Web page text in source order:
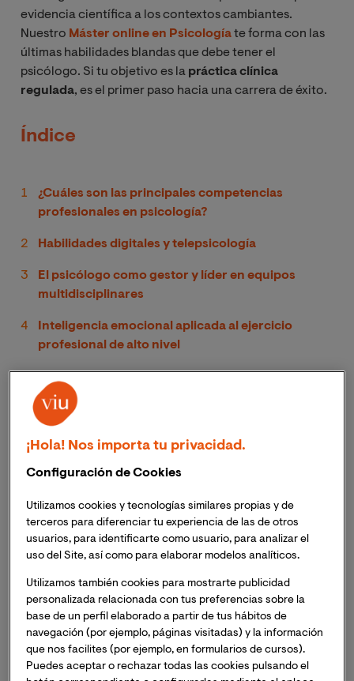
evidencia científica a los contextos cambiantes.
Nuestro Máster online en Psicologíate forma con las
últimas habilidades blandas que debe tener el
psicólogo. Si tu objetivo es la práctica clínica
regulada, es el primer paso hacia una carrera de éxito.
Índice
¿Cuáles son las principales competencias
profesionales en psicología?
Habilidades digitales y telepsicología
El psicólogo como gestor y líder en equipos
multidisciplinares
Inteligencia emocional aplicada al ejercicio
profesional de alto nivel
mercado laboral
¿Cuáles son las principales
competencias profesionales en
psicología?
Las competencias profesionales en psicología hoy van
más allá del diagnóstico. Se centran en lacapacidad
imprescindibles en un sistema sanitario saturado y
digitalizado. Anímate a hacer nuestro test para
comprobar si tienes madera de psicólogo.
Agilidad cognitiva para diagnosticar con
¡Hola! Nos importa tu privacidad.
Configuración de Cookies
Utilizamos cookies y tecnologías similares propias y de
terceros para diferenciar tu experiencia de las de otros
usuarios, para identificarte como usuario, para analizar el
uso del Site, así como para elaborar modelos analíticos.
Utilizamos también cookies para mostrarte publicidad
personalizada relacionada con tus preferencias sobre la
base de un perfil elaborado a partir de tus hábitos de
navegación (por ejemplo, páginas visitadas) y la información
que nos facilites (por ejemplo, en formularios de cursos).
Puedes aceptar o rechazar todas las cookies pulsando el